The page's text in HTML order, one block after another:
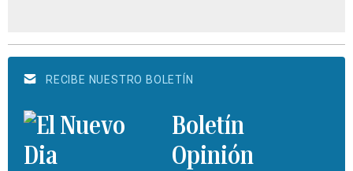
RECIBE NUESTRO BOLETÍN
Boletín
Opinión